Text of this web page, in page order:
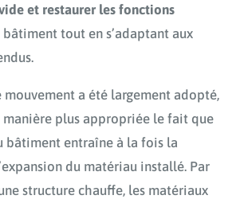
et restaurer les fonctions
bâtiment tout en s’adaptant aux
a été largement adopté,
plus appropriée le fait que
bâtiment entraîne à la fois la
du matériau installé. Par
structure chauffe, les matériaux